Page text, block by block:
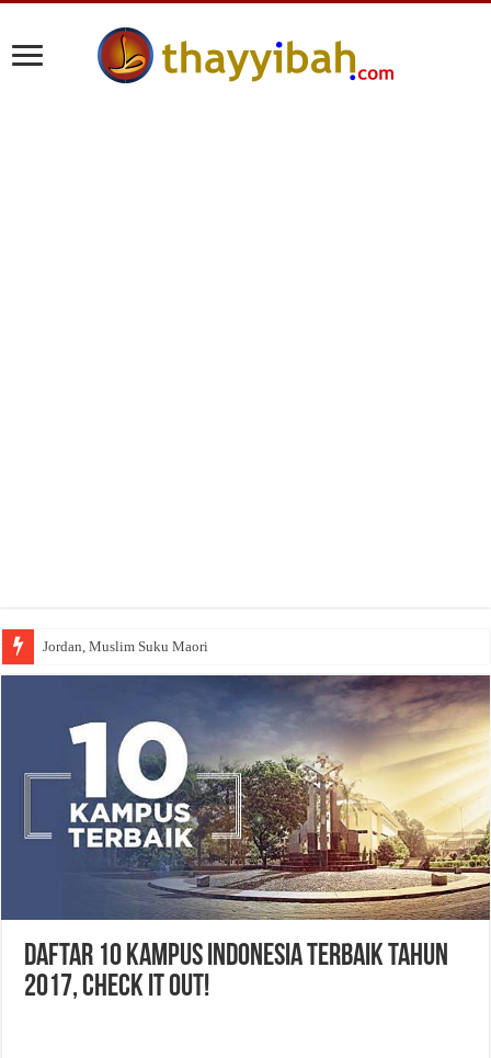
Jordan, Muslim Suku Maori
Daftar 10 Kampus Indonesia Terbaik Tahun
2017, Check It Out!